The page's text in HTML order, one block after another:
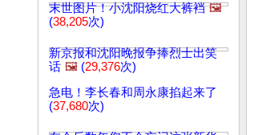
末世图片！小沈阳烧红大裤裆 🖼️
(38,205次)
新京报和沈阳晚报争捧烈士出笑
话 🖼️ (29,376次)
急电！李长春和周永康掐起来了
(37,680次)